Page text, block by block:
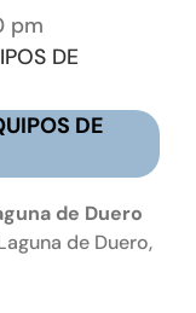
pm
DE
DE
de Duero
de Duero,